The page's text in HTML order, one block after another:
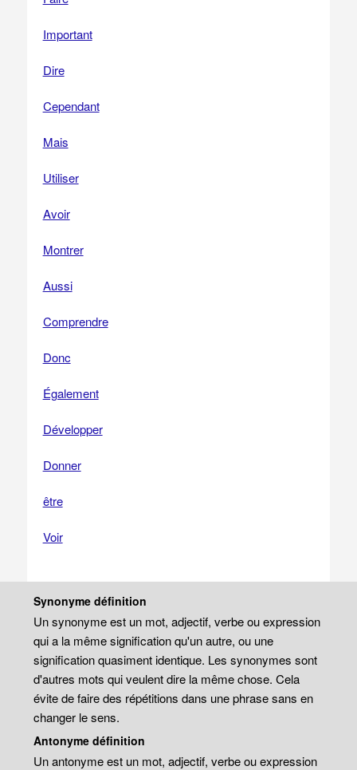
Important
Dire
Cependant
Mais
Utiliser
Avoir
Montrer
Aussi
Comprendre
Donc
Également
Développer
Donner
être
Voir
Synonyme définition
Un synonyme est un mot, adjectif, verbe ou expression
qui a la même signification qu'un autre, ou une
signification quasiment identique. Les synonymes sont
d'autres mots qui veulent dire la même chose. Cela
évite de faire des répétitions dans une phrase sans en
changer le sens.
Antonyme définition
Un antonyme est un mot, adjectif, verbe ou expression